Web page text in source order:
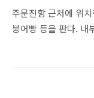
주문진항 근처에 위
붕어빵 등을 판다. 내